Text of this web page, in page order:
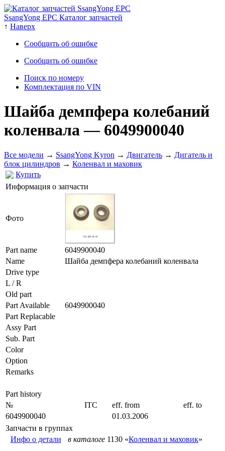
SsangYong EPC Каталог запчастей
↑ Наверх
Сообщить об ошибке
Сообщить об ошибке
Поиск по номеру
Комплектация по VIN
Шайба демпфера колебаний
коленвала— 6049900040
Все модели → SsangYong Kyron → Двигатель → Дигатель и
блок цилиндров → Коленвал и маховик
Купить
Информация о запчасти
Фото
Part name
6049900040
Name
Шайба демпфера колебаний коленвала
Drive type
L / R
Old part
Part Available
6049900040
Part Replacable
Assy Part
Sub. Part
Color
Option
Remarks
Part history
№
ITC eff. from
eff. to
6049900040
01.03.2006
Запчасти в группах
Инфо о детали
в каталоге 1130 «Коленвал и маховик»